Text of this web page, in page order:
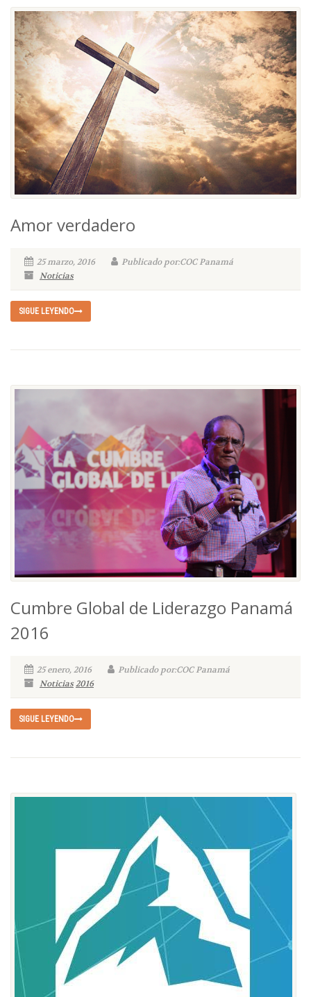
Amor verdadero
25 marzo, 2016
Publicado por:COC Panamá
Noticias
SIGUE LEYENDO
Cumbre Global de Liderazgo Panamá
2016
25 enero, 2016
Publicado por:COC Panamá
Noticias2016
SIGUE LEYENDO